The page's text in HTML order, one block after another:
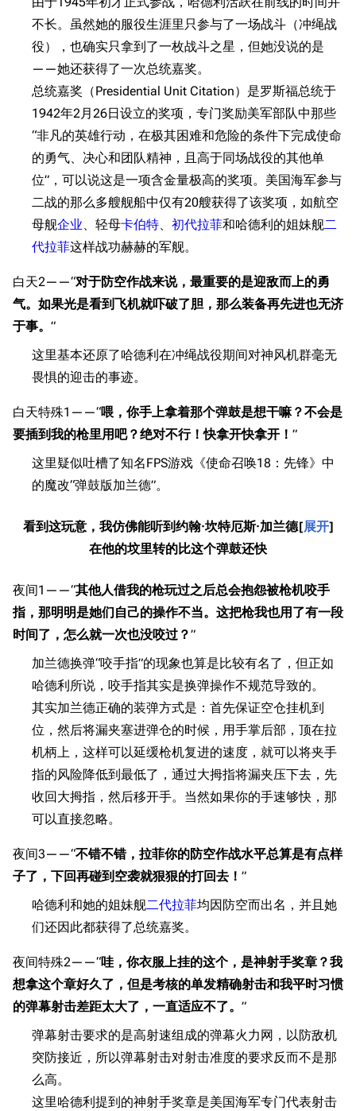
舰R百科
导航
首页
最近更改
游戏系统
新手入门
推荐角色与游戏技
海域资料
按编号
按类型
不长。虽然她的服役生涯里只参与了一场战斗（冲绳战
役），也确实只拿到了一枚战斗之星，但她没说的是
——她还获得了一次总统嘉奖。
总统嘉奖（Presidential Unit Citation）是罗斯福总统于
1942年2月26日设立的奖项，专门奖励美军部队中那些
“非凡的英雄行动，在极其困难和危险的条件下完成使命
的勇气、决心和团队精神，且高于同场战役的其他单
位”，可以说这是一项含金量极高的奖项。美国海军参与
二战的那么多艘舰船中仅有20艘获得了该奖项，如航空
母舰企业、轻母卡伯特、 初代拉菲和哈德利的姐妹舰二
代拉菲这样战功赫赫的军舰。
白天2——“对于防空作战来说，最重要的是迎敌而上的勇
气。如果光是看到飞机就吓破了胆，那么装备再先进也无济
于事。 ”
这里基本还原了哈德利在冲绳战役期间对神风机群毫无
畏惧的迎击的事迹。
白天特殊1——“喂，你手上拿着那个弹鼓是想干嘛？不会是
要插到我的枪里用吧？绝对不行！快拿开快拿开！ ”
这里疑似吐槽了知名FPS游戏《使命召唤18：先锋》中
的魔改“弹鼓版加兰德”。
展开
看到这玩意，我仿佛能听到约翰·坎特厄斯·加兰德
在他的坟里转的比这个弹鼓还快
夜间1——“其他人借我的枪玩过之后总会抱怨被枪机咬手
指，那明明是她们自己的操作不当。这把枪我也用了有一段
时间了，怎么就一次也没咬过？”
加兰德换弹“咬手指”的现象也算是比较有名了，但正如
哈德利所说，咬手指其实是换弹操作不规范导致的。
其实加兰德正确的装弹方式是：首先保证空仓挂机到
位，然后将漏夹塞进弹仓的时候，用手掌后部，顶在拉
机柄上，这样可以延缓枪机复进的速度，就可以将夹手
指的风险降低到最低了，通过大拇指将漏夹压下去，先
收回大拇指，然后移开手。当然如果你的手速够快，那
可以直接忽略。
夜间3——“不错不错，拉菲你的防空作战水平总算是有点样
子了，下回再碰到空袭就狠狠的打回去！ ”
哈德利和她的姐妹舰二代拉菲均因防空而出名，并且她
们还因此都获得了总统嘉奖。
夜间特殊2——“哇，你衣服上挂的这个，是神射手奖章？我
想拿这个章好久了，但是考核的单发精确射击和我平时习惯
的弹幕射击差距太大了，一直适应不了。 ”
弹幕射击要求的是高射速组成的弹幕火力网，以防敌机
突防接近，所以弹幕射击对射击准度的要求反而不是那
么高。
这里哈德利提到的神射手奖章是美国海军专门代表射击